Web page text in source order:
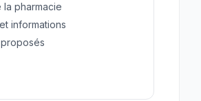
la pharmacie
informations